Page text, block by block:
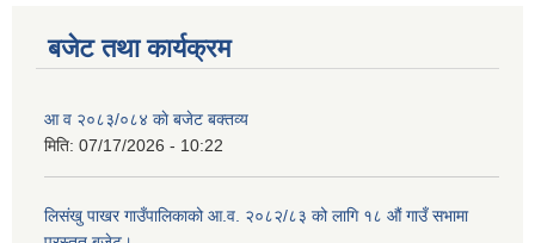
बजेट तथा कार्यक्रम
आ व २०८३/०८४ काे बजेट बक्तव्य
मिति: 07/17/2026 - 10:22
लिसंखु पाखर गाउँपालिकाको आ.व. २०८२/८३ को लागि १८ औं गाउँ सभामा